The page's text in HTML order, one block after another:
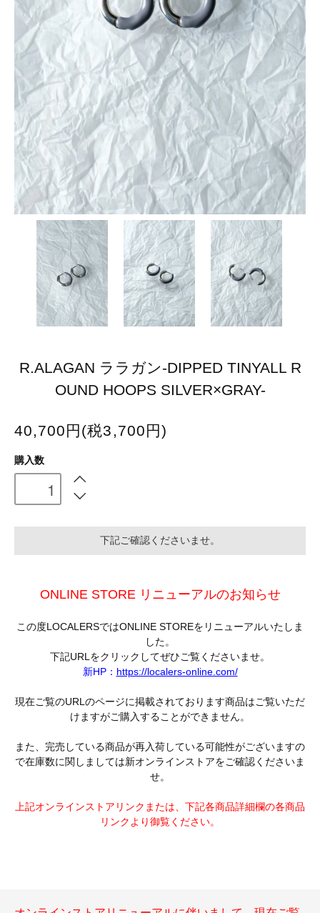
R.ALAGAN ララガン-DIPPED TINYALL R
OUND HOOPS SILVER×GRAY-
40,700円(税3,700円)
購入数
下記ご確認くださいませ。
ONLINE STORE リニューアルのお知らせ
この度LOCALERSではONLINE STOREをリニューアルいたしま
した。
下記URLをクリックしてぜひご覧くださいませ。
新HP： https://localers-online.com/
現在ご覧のURLのページに掲載されております商品はご覧いただ
けますがご購入することができません。
また、完売している商品が再入荷している可能性がございますの
で在庫数に関しましては新オンラインストアをご確認くださいま
せ。
上記オンラインストアリンクまたは、下記各商品詳細欄の各商品
リンクより御覧ください。